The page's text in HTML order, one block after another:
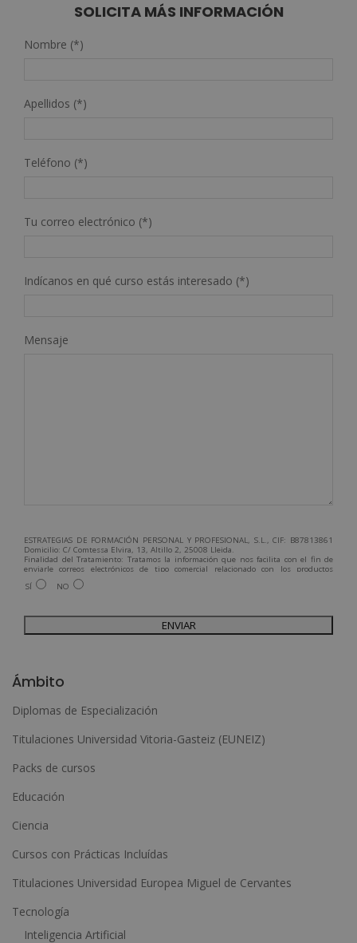
1.580,00€.395,00€.
SOLICITA MÁS INFORMACIÓN
Nombre (*)
Apellidos (*)
Teléfono (*)
Tu correo electrónico (*)
Indícanos en qué curso estás interesado (*)
Mensaje
ESTRATEGIAS DE FORMACIÓN PERSONAL Y PROFESIONAL, S.L., CIF: B87813861
Domicilio: C/ Comtessa Elvira, 13, Altillo 2, 25008 Lleida.
Finalidad del Tratamiento: Tratamos la información que nos facilita con el fin de
enviarle correos electrónicos de tipo comercial relacionado con los productos
ofrecidos y otros tipo de productos que fueran de su interés.
Legitimación del tratamiento: Consentimiento del interesado.
Para más información consulte nuestra Política de Privacidad.
Desea recibir información comercial (vía telefónica y/o email):
SÍ NO
e
r
n
i
v
e
Ámbito
Diplomas de Especialización
Titulaciones Universidad Vitoria-Gasteiz (EUNEIZ)
Packs de cursos
Educación
Ciencia
Cursos con Prácticas Incluídas
Titulaciones Universidad Europea Miguel de Cervantes
Tecnología
Inteligencia Artificial